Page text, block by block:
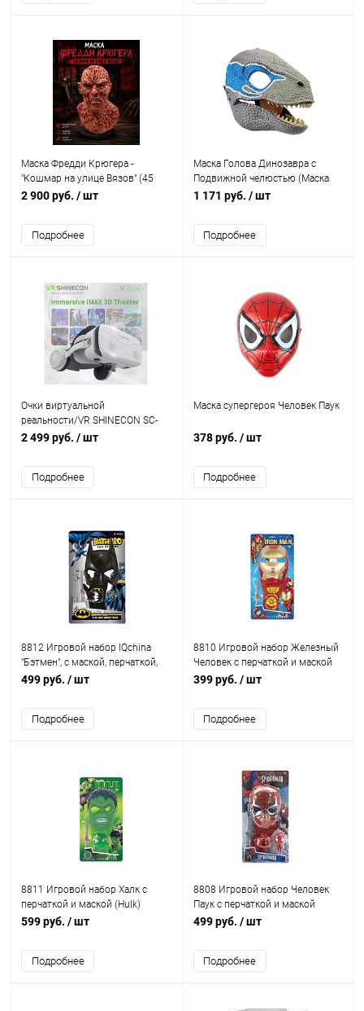
Маска Фредди Крюгера -
"Кошмар на улице Вязов" (45
см)
2 900 руб. / шт
Подробнее
Маска Голова Динозавра с
Подвижной челюстью (Маска
Раптора)
1 171 руб. / шт
Подробнее
Очки виртуальной
реальности/VR SHINECON SC-
G15E
2 499 руб. / шт
Подробнее
Маска супергероя Человек Паук
378 руб. / шт
Подробнее
8812 Игровой набор IQchina
"Бэтмен", с маской, перчаткой,
часами и мечом
499 руб. / шт
Подробнее
8810 Игровой набор Железный
Человек с перчаткой и маской
(Iron man)
399 руб. / шт
Подробнее
8811 Игровой набор Халк с
перчаткой и маской (Hulk)
599 руб. / шт
Подробнее
8808 Игровой набор Человек
Паук с перчаткой и маской
(Spider Man)
499 руб. / шт
Подробнее